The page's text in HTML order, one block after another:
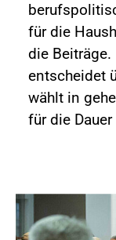
für die
die Beiträge.
entscheidet
wählt in
für die